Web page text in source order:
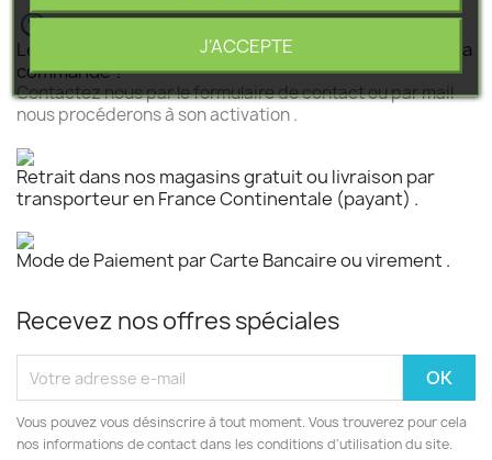
Le produit est disponible mais n 'est pas activé pour la
commande ?
Contactez nous par le formulaire de contact ou par mail
nous procéderons à son activation .
Retrait dans nos magasins gratuit ou livraison par
transporteur en France Continentale (payant) .
Mode de Paiement par Carte Bancaire ou virement .
Recevez nos offres spéciales
Vous pouvez vous désinscrire à tout moment. Vous trouverez pour cela
nos informations de contact dans les conditions d'utilisation du site.
J'ACCEPTE